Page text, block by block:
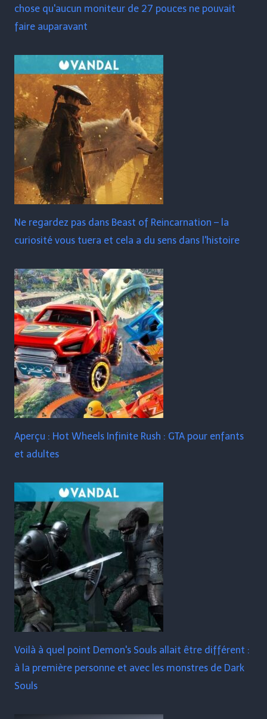
chose qu'aucun moniteur de 27 pouces ne pouvait
faire auparavant
Ne regardez pas dans Beast of Reincarnation – la
curiosité vous tuera et cela a du sens dans l'histoire
Aperçu : Hot Wheels Infinite Rush : GTA pour enfants
et adultes
Voilà à quel point Demon's Souls allait être différent :
à la première personne et avec les monstres de Dark
Souls